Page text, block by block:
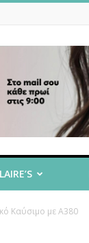
Καύσιμο με A380